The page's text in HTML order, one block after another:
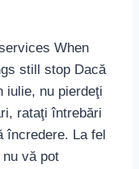
When
still stop Dacă
iulie, nu pierdeţi
rataţi întrebări
încredere. La fel
vă pot